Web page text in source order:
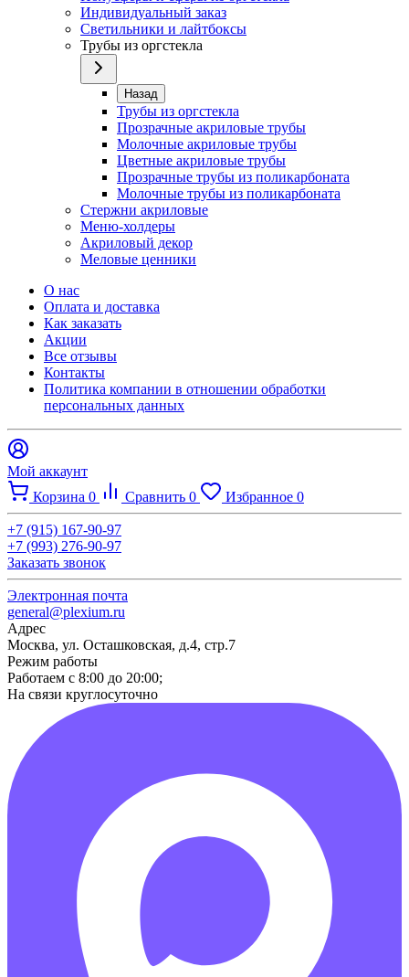
Индивидуальный заказ
Светильники и лайтбоксы
Трубы из оргстекла
Назад
Трубы из оргстекла
Прозрачные акриловые трубы
Молочные акриловые трубы
Цветные акриловые трубы
Прозрачные трубы из поликарбоната
Молочные трубы из поликарбоната
Стержни акриловые
Меню-холдеры
Акриловый декор
Меловые ценники
О нас
Оплата и доставка
Как заказать
Акции
Все отзывы
Контакты​
Политика компании в отношении обработки
персональных данных
Мой аккаунт
Корзина 0 Сравнить 0 Избранное 0
+7 (915) 167-90-97
+7 (993) 276-90-97
Заказать звонок
Электронная почта
general@plexium.ru
Адрес
Москва, ул. Осташковская, д.4, стр.7
Режим работы
Работаем с 8:00 до 20:00;
На связи круглосуточно